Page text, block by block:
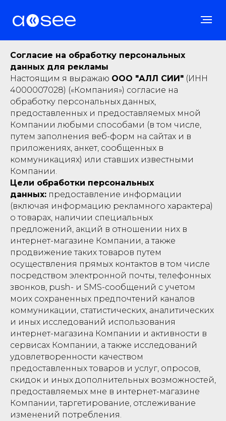
Согласие на обработку персональных
данных для рекламы
Настоящим я выражаю ООО "АЛЛ СИИ" (ИНН
4000007028) («Компания») согласие на
обработку персональных данных,
предоставленных и предоставляемых мной
Компании любыми способами (в том числе,
путем заполнения веб-форм на сайтах и в
приложениях, анкет, сообщенных в
коммуникациях) или ставших известными
Компании.
Цели обработки персональных
данных: предоставление информации
(включая информацию рекламного характера)
о товарах, наличии специальных
предложений, акций в отношении них в
интернет-магазине Компании, а также
продвижение таких товаров путем
осуществления прямых контактов в том числе
посредством электронной почты, телефонных
звонков, push- и SMS-сообщений с учетом
моих сохраненных предпочтений каналов
коммуникации, статистических, аналитических
и иных исследований использования
интернет-магазина Компании и активности в
сервисах Компании, а также исследований
удовлетворенности качеством
предоставленных товаров и услуг, опросов,
скидок и иных дополнительных возможностей,
предоставляемых мне в интернет-магазине
Компании, таргетирование, отслеживание
изменений потребления.